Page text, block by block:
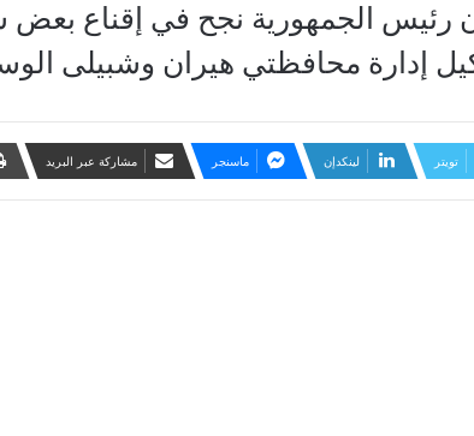
رئيس الجمهورية نجح في إقناع بعض
إدارة محافظتي هيران وشبيلى
تويتر لينكدإن ماسنجر مشاركة عبر البريد